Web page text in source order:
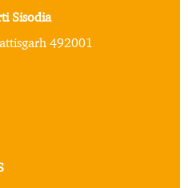
Sisodia
492001